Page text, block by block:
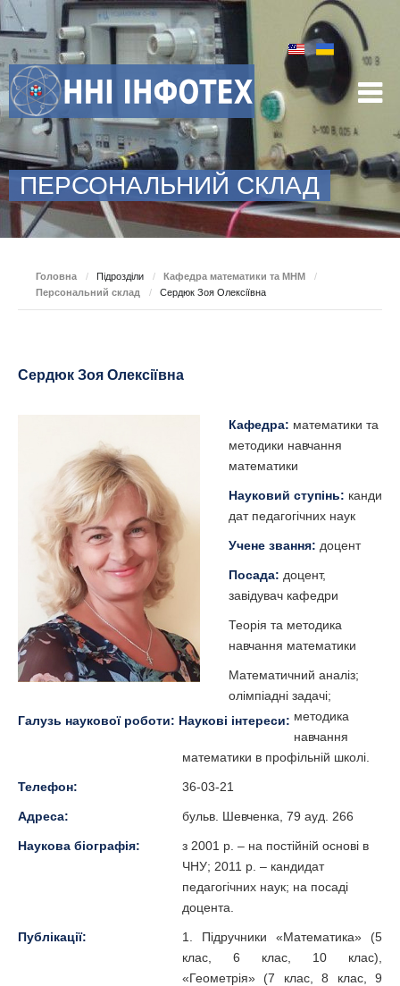
ПЕРСОНАЛЬНИЙ СКЛАД
Головна / Підрозділи / Кафедра математики та МНМ
/
Персональний склад
/ Сердюк Зоя Олексіївна
Сердюк Зоя Олексіївна
Кафедра: математики та
методики навчання
математики
Науковий ступінь: канди
дат педагогічних наук
Учене звання: доцент
Посада: доцент,
завідувач кафедри
Галузь наукової роботи:
Теорія та методика
навчання математики
Наукові інтереси:
Математичний аналіз;
олімпіадні задачі;
методика
навчання
математики в профільній школі.
Телефон: 36-03-21
Адреса: бульв. Шевченка, 79 ауд. 266
Наукова біографія:
з 2001 р. – на постійній основі в
ЧНУ; 2011 р. – кандидат
педагогічних наук; на посаді
доцента.
Публікації:
1. Підручники «Математика» (5
клас, 6 клас, 10 клас),
«Геометрія» (7 клас, 8 клас, 9